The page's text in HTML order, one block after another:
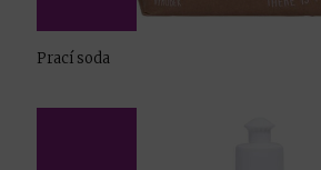
Prací soda